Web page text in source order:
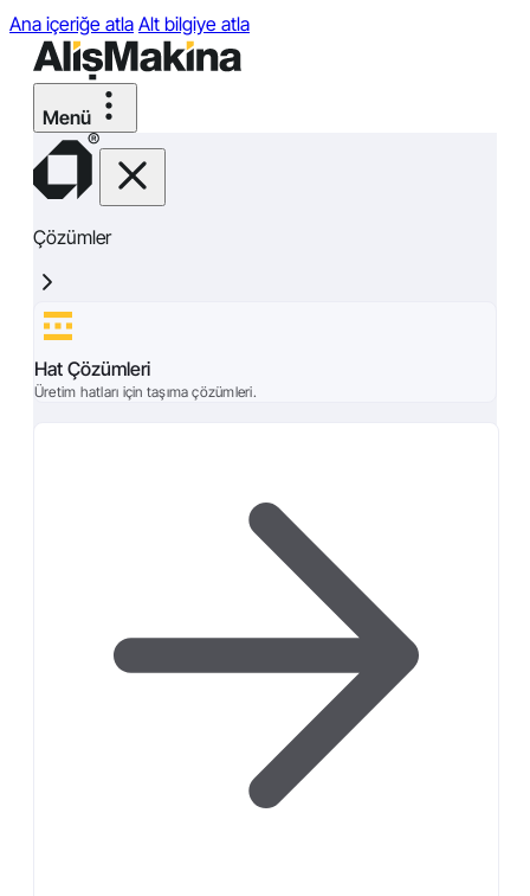
Ana içeriğe atla Alt bilgiye atla
Çözümler
Hat Çözümleri
Üretim hatları için taşıma çözümleri.